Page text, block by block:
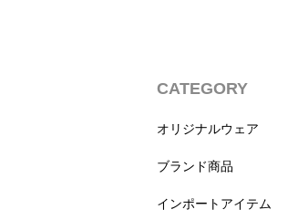
CATEGORY
オリジナルウェア
ブランド商品
インポートアイテム